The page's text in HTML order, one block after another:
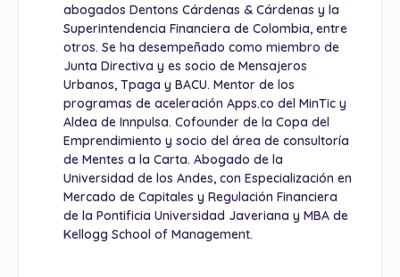
abogados Dentons Cárdenas & Cárdenas y la
Superintendencia Financiera de Colombia, entre
otros. Se ha desempeñado como miembro de
Junta Directiva y es socio de Mensajeros
Urbanos, Tpaga y BACU. Mentor de los
programas de aceleración Apps.co del MinTic y
Aldea de Innpulsa. Cofounder de la Copa del
Emprendimiento y socio del área de consultoría
de Mentes a la Carta. Abogado de la
Universidad de los Andes, con Especialización en
Mercado de Capitales y Regulación Financiera
de la Pontificia Universidad Javeriana y MBA de
Kellogg School of Management.